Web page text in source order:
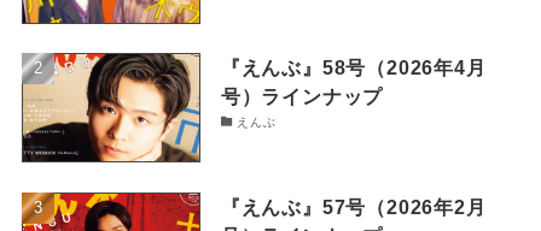
『えんぶ』58号（2026年4月
号）ラインナップ
えんぶ
『えんぶ』57号（2026年2月